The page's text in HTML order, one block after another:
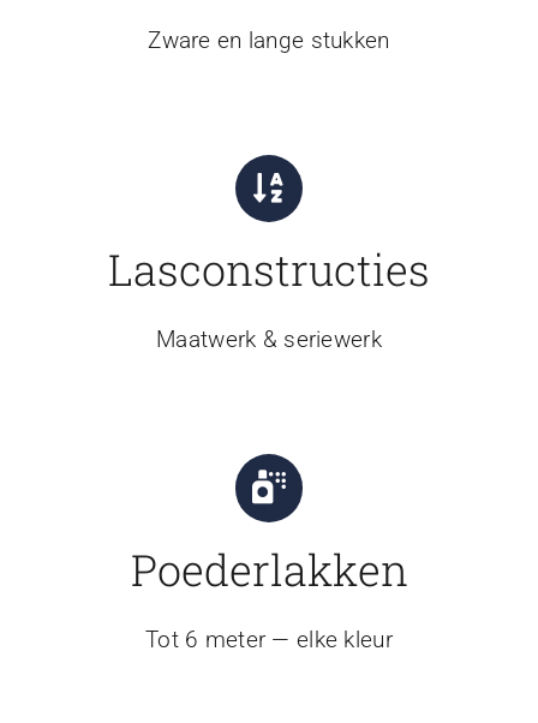
Zware en lange stukken
Lasconstructies
Maatwerk & seriewerk
Poederlakken
Tot 6 meter — elke kleur